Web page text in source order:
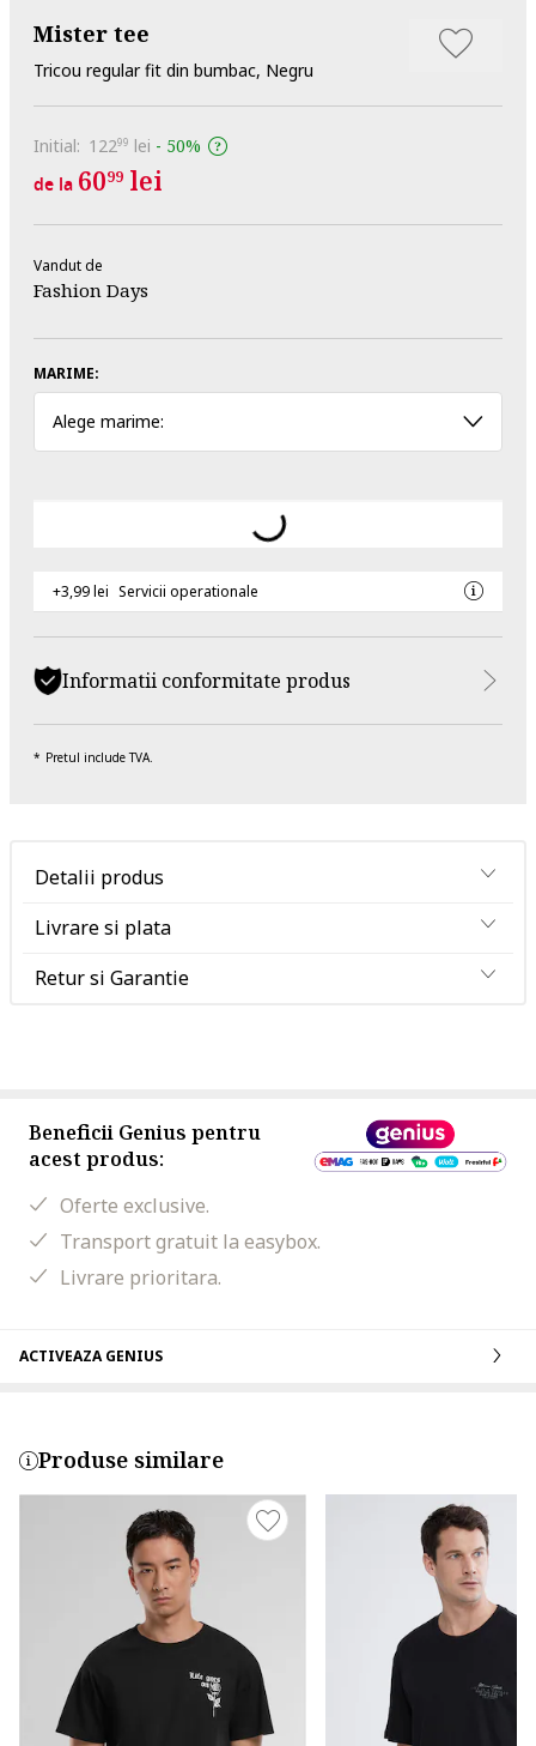
Mister tee
Tricou regular fit din bumbac, Negru
Initial: 12299 lei - 50%
de la 6099 lei
Vandut de
Fashion Days
MARIME:
Alege marime:
+3,99 lei Servicii operationale
Informatii conformitate produs
Pretul include TVA.
Detalii produs
Livrare si plata
Retur si Garantie
Beneficii Genius pentru
acest produs:
Oferte exclusive.
Transport gratuit la easybox.
Livrare prioritara.
ACTIVEAZA GENIUS
Produse similare